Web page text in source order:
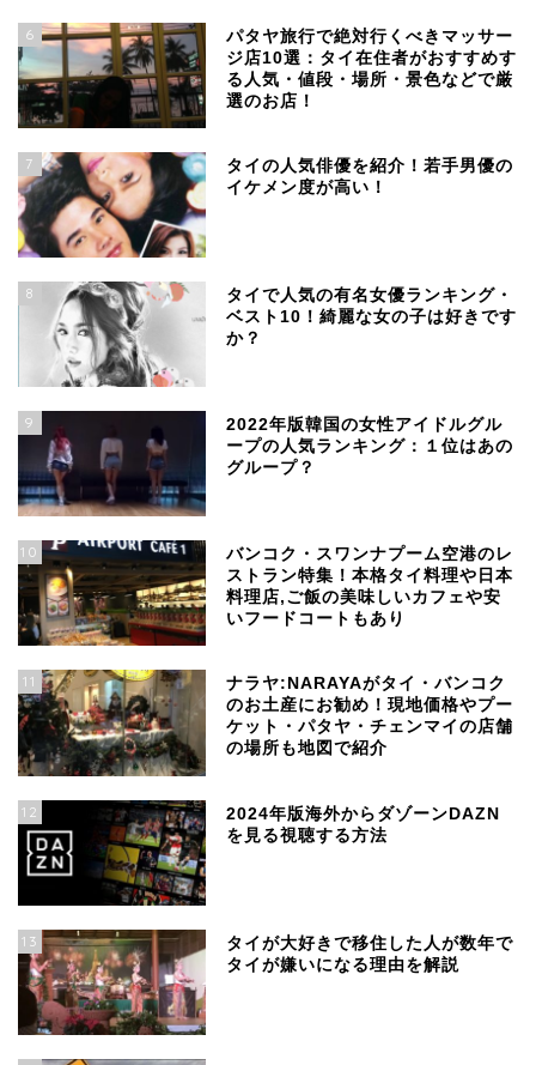
6
パタヤ旅行で絶対行くべきマッサー
ジ店10選：タイ在住者がおすすめす
る人気・値段・場所・景色などで厳
選のお店！
7
タイの人気俳優を紹介！若手男優の
イケメン度が高い！
8
タイで人気の有名女優ランキング・
ベスト10！綺麗な女の子は好きです
か？
9
2022年版韓国の女性アイドルグル
ープの人気ランキング：１位はあの
グループ？
10
バンコク・スワンナプーム空港のレ
ストラン特集！本格タイ料理や日本
料理店,ご飯の美味しいカフェや安
いフードコートもあり
11
ナラヤ:NARAYAがタイ・バンコク
のお土産にお勧め！現地価格やプー
ケット・パタヤ・チェンマイの店舗
の場所も地図で紹介
12
2024年版海外からダゾーンDAZN
を見る視聴する方法
13
タイが大好きで移住した人が数年で
タイが嫌いになる理由を解説